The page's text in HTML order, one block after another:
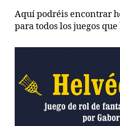
Aquí podréis encontrar
para todos los juegos